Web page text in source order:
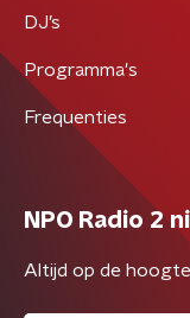
DJ’s
Programma's
Frequenties
NPO Radio 2
Altijd op de